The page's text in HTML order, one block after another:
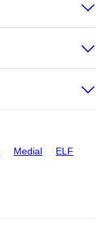
Medial ELF